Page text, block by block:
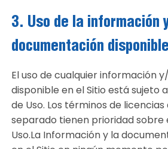
3. Uso de la información
documentación
El uso de cualquier información
disponible en el Sitio está sujeto
de Uso. Los términos de
separado tienen prioridad sobre
Uso.La Información y la